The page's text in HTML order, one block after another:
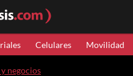
Celulares Movilidad
negocios